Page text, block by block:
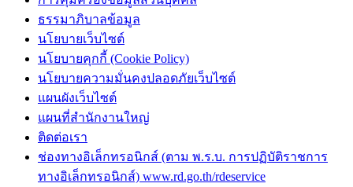
ธรรมาภิบาลข้อมูล
นโยบายเว็บไซต์
นโยบายคุกกี้ (Cookie Policy)
นโยบายความมั่นคงปลอดภัยเว็บไซต์
แผนผังเว็บไซต์
แผนที่สำนักงานใหญ่
ติดต่อเรา
ช่องทางอิเล็กทรอนิกส์ (ตาม พ.ร.บ. การปฏิบัติราชการ
ทางอิเล็กทรอนิกส์) www.rd.go.th/rdeservice